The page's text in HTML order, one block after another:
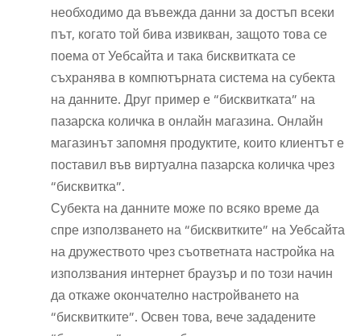
необходимо да въвежда данни за достъп всеки
път, когато той бива извикван, защото това се
поема от Уебсайта и така бисквитката се
съхранява в компютърната система на субекта
на данните. Друг пример е “бисквитката” на
пазарска количка в онлайн магазина. Онлайн
магазинът запомня продуктите, които клиентът е
поставил във виртуална пазарска количка чрез
“бисквитка”.
Субекта на данните може по всяко време да
спре използването на “бисквитките” на Уебсайта
на дружеството чрез съответната настройка на
използвания интернет браузър и по този начин
да откаже окончателно настройването на
“бисквитките”. Освен това, вече зададените